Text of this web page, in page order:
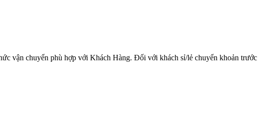
vận chuyển phù hợp với Khách Hàng. Đối với khách sỉ/lẻ chuyển khoản trước